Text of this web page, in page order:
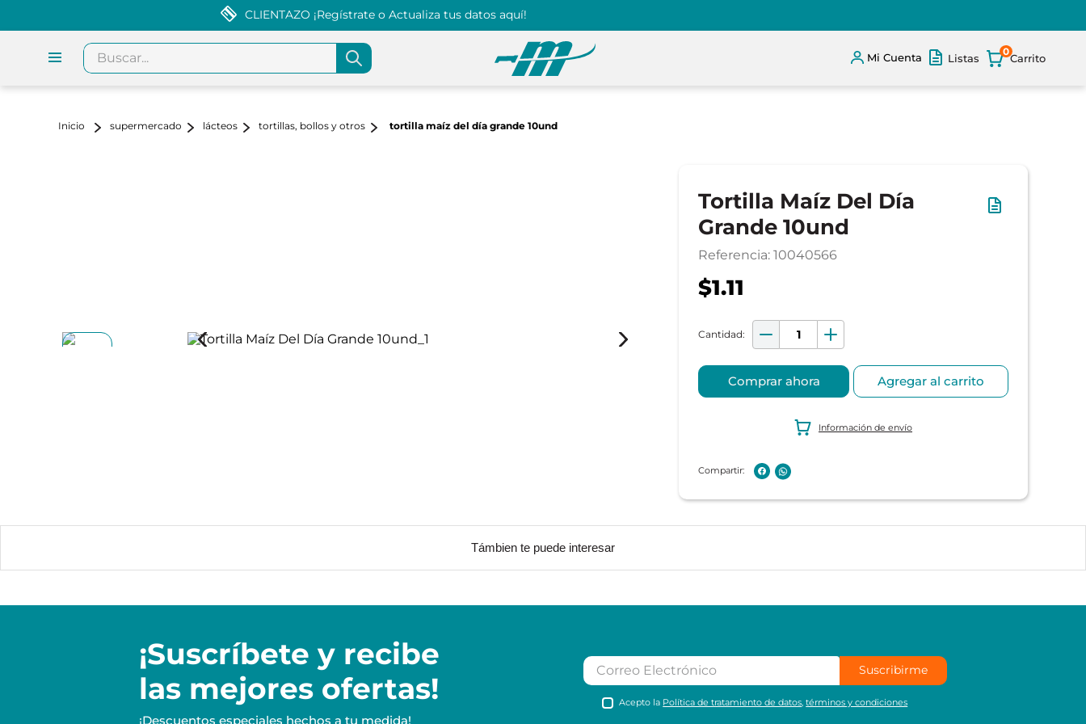
CLIENTAZO ¡Regístrate o Actualiza tus datos aquí!
Buscar...
Mi Cuenta Listas
0
supermercado lácteos tortillas, bollos y otros tortilla maíz del día grande 10und
Tortilla Maíz Del Día
Grande 10und
Referencia: 10040566
$1.11
Comprar ahora Agregar al carrito
Información de envío
Támbien te puede interesar
¡Suscríbete y recibe
las mejores ofertas!
¡Descuentos especiales hechos a tu medida!
Suscribirme
Acepto la Política de tratamiento de datos ,términos y condiciones